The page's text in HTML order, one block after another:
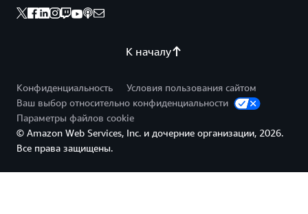
К началу
Конфиденциальность
Условия пользования сайтом
Ваш выбор относительно конфиденциальности
Параметры файлов cookie
© Amazon Web Services, Inc. и дочерние организации, 2026.
Все права защищены.